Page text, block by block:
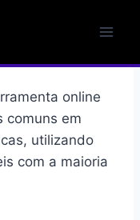
online
comuns em
utilizando
com a maioria